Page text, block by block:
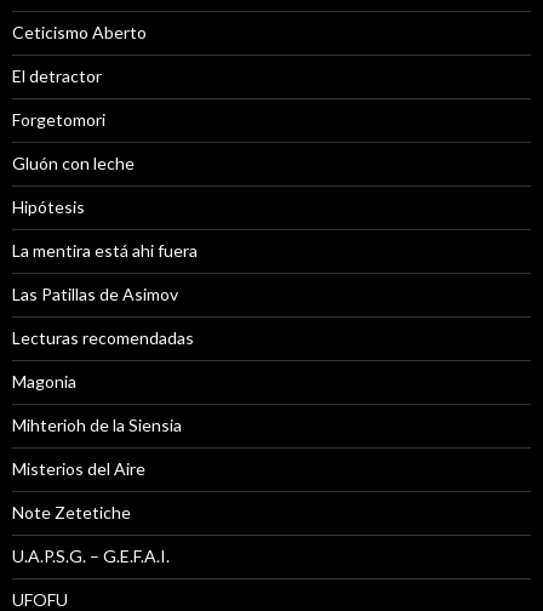
Ceticismo Aberto
El detractor
Forgetomori
Gluón con leche
Hipótesis
La mentira está ahi fuera
Las Patillas de Asimov
Lecturas recomendadas
Magonia
Mihterioh de la Siensia
Misterios del Aire
Note Zetetiche
U.A.P.S.G. – G.E.F.A.I.
UFOFU